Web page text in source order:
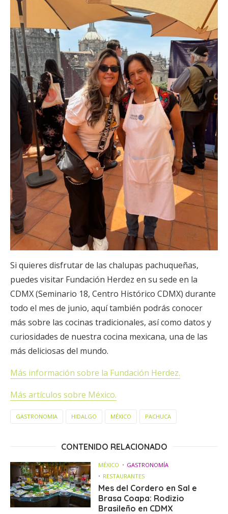
Si quieres disfrutar de las chalupas pachuqueñas,
puedes visitar Fundación Herdez en su sede en la
CDMX (Seminario 18, Centro Histórico CDMX) durante
todo el mes de junio, aquí también podrás conocer
más sobre las cocinas tradicionales, así como datos y
curiosidades de nuestra cocina mexicana, una de las
más deliciosas del mundo.
Más información sobre la Fundación Herdez.
Más artículos sobre México.
GASTRONOMIA HIDALGO MÉXICO PACHUCA
CONTENIDO RELACIONADO
MÉXICO
GASTRONOMÍA
RESTAURANTES
Mes del Cordero en Sal e
Brasa Coapa: Rodizio
Brasileño en CDMX